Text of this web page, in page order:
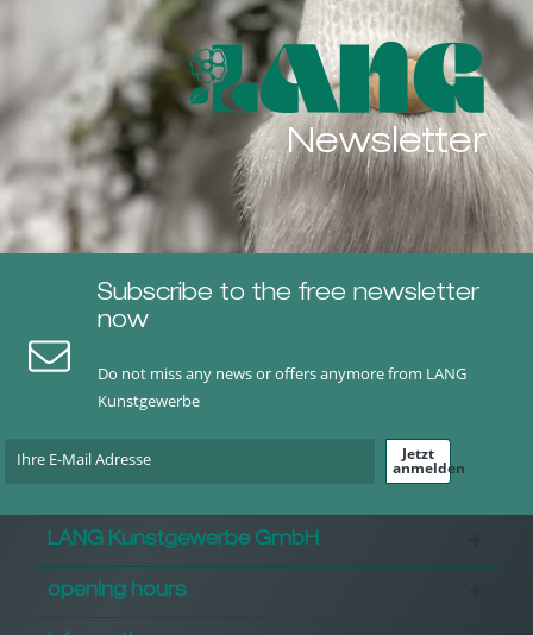
Newsletter
Subscribe to the free newsletter
now
Do not miss any news or offers anymore from LANG
Kunstgewerbe
Jetzt
anmelden
LANG Kunstgewerbe GmbH
opening hours